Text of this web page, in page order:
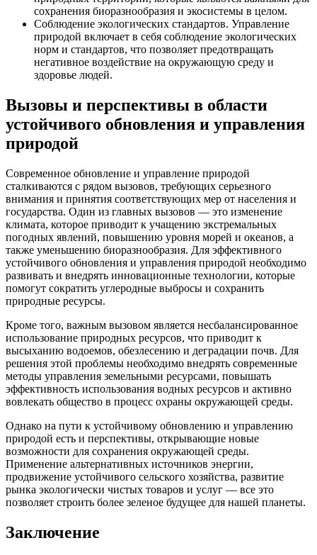
сохранения биоразнообразия и экосистемы в целом.
Соблюдение экологических стандартов. Управление
природой включает в себя соблюдение экологических
норм и стандартов, что позволяет предотвращать
негативное воздействие на окружающую среду и
здоровье людей.
Вызовы и перспективы в области
устойчивого обновления и управления
природой
Современное обновление и управление природой
сталкиваются с рядом вызовов, требующих серьезного
внимания и принятия соответствующих мер от населения и
государства. Один из главных вызовов — это изменение
климата, которое приводит к учащению экстремальных
погодных явлений, повышению уровня морей и океанов, а
также уменьшению биоразнообразия. Для эффективного
устойчивого обновления и управления природой необходимо
развивать и внедрять инновационные технологии, которые
помогут сократить углеродные выбросы и сохранить
природные ресурсы.
Кроме того, важным вызовом является несбалансированное
использование природных ресурсов, что приводит к
высыханию водоемов, обезлесению и деградации почв. Для
решения этой проблемы необходимо внедрять современные
методы управления земельными ресурсами, повышать
эффективность использования водных ресурсов и активно
вовлекать общество в процесс охраны окружающей среды.
Однако на пути к устойчивому обновлению и управлению
природой есть и перспективы, открывающие новые
возможности для сохранения окружающей среды.
Применение альтернативных источников энергии,
продвижение устойчивого сельского хозяйства, развитие
рынка экологически чистых товаров и услуг — все это
позволяет строить более зеленое будущее для нашей планеты.
Заключение